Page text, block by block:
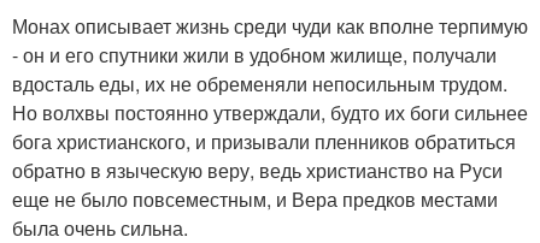
Монах описывает жизнь среди чуди как вполне терпимую
- он и его спутники жили в удобном жилище, получали
вдосталь еды, их не обременяли непосильным трудом.
Но волхвы постоянно утверждали, будто их боги сильнее
бога христианского, и призывали пленников обратиться
обратно в языческую веру, ведь христианство на Руси
еще не было повсеместным, и Вера предков местами
была очень сильна.